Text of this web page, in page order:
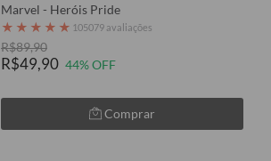
Marvel - Heróis Pride
★ ★ ★ ★ ★ 105079 avaliações
R$89,90
R$49,90 44% OFF
Comprar